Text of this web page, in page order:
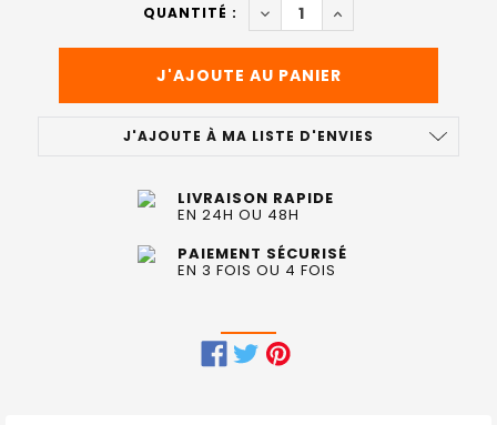
QUANTITÉ :
DIMINUER LA QUANTITÉ DE
AUGMENTER LA
J'AJOUTE À MA LISTE D'ENVIES
LIVRAISON RAPIDE
EN 24H OU 48H
PAIEMENT SÉCURISÉ
EN 3 FOIS OU 4 FOIS